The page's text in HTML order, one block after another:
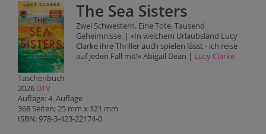
The Sea Sisters
Zwei Schwestern. Eine Tote. Tausend
Geheimnisse. | »In welchem Urlaubsland Lucy
Clarke ihre Thriller auch spielen lässt - ich reise
auf jeden Fall mit!« Abigail Dean | Lucy Clarke
Taschenbuch
2026 DTV
Auflage: 4. Auflage
368 Seiten; 25 mm x 121 mm
ISBN: 978-3-423-22174-0